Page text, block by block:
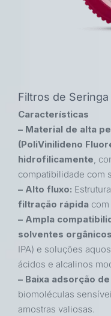
Filtros de
Características
– Material de alta
(PoliVinilideno
hidrofilicamente,
compatibilidade com
– Alto fluxo:
filtração rápida
– Ampla
solventes orgânicos
IPA) e soluções
ácidos e alcalinos
– Baixa adsorção
biomoléculas
amostras valiosas.